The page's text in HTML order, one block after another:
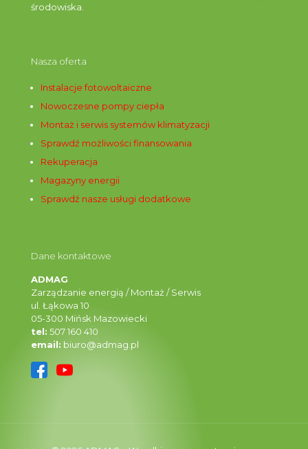
środowiska.
Nasza oferta
Instalacje fotowoltaiczne
Nowoczesne pompy ciepła
Montaż i serwis systemów klimatyzacji
Sprawdź możliwości finansowania
Rekuperacja
Magazyny energii
Sprawdź nasze usługi dodatkowe
Dane kontaktowe
ADMAG
Zarządzanie energią / Montaż / Serwis
ul. Łąkowa 10
05-300 Mińsk Mazowiecki
tel: 507 160 410
email: biuro@admag.pl